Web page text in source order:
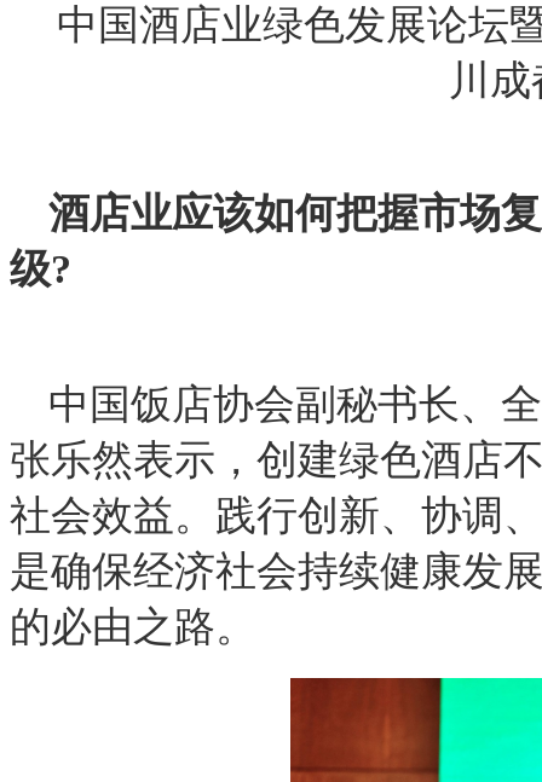
中国酒店业绿色发展论坛
川
酒店业应该如何把握市场
级?
中国饭店协会副秘书长、
张乐然表示，创建绿色酒店
社会效益。践行创新、协调
是确保经济社会持续健康发
的必由之路。